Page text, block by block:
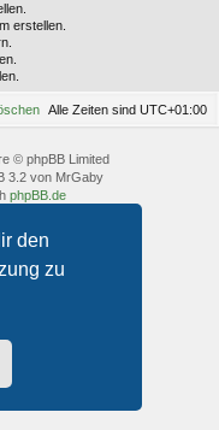
den
zu
erstellen.
Alle Zeiten sind UTC+01:00
© phpBB Limited
3.2 von MrGaby
phpBB.de